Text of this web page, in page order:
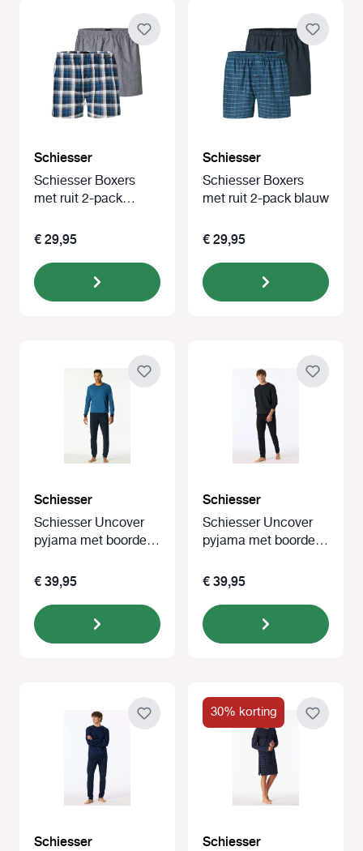
Schiesser
Schiesser Boxers
met ruit 2-pack
€ 29,95
Schiesser
Schiesser Boxers
met ruit 2-pack blauw
€ 29,95
Schiesser
Schiesser Uncover
pyjama met boorden
€ 39,95
Schiesser
Schiesser Uncover
pyjama met boorden
€ 39,95
Schiesser
30% korting
Schiesser